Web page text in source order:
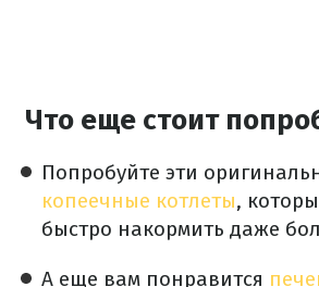
Что еще стоит
Попробуйте эти
копеечные котлеты,
быстро накормить даже
А еще вам понравится